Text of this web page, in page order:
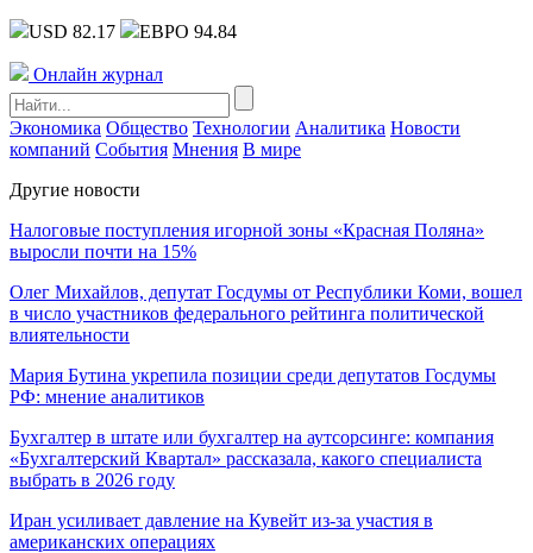
USD 82.17 ЕВРО 94.84
Онлайн журнал
Экономика Общество Технологии Аналитика Новости
компаний События Мнения В мире
Другие новости
Налоговые поступления игорной зоны «Красная Поляна»
выросли почти на 15%
Олег Михайлов, депутат Госдумы от Республики Коми, вошел
в число участников федерального рейтинга политической
влиятельности
Мария Бутина укрепила позиции среди депутатов Госдумы
РФ: мнение аналитиков
Бухгалтер в штате или бухгалтер на аутсорсинге: компания
«Бухгалтерский Квартал» рассказала, какого специалиста
выбрать в 2026 году
Иран усиливает давление на Кувейт из-за участия в
американских операциях